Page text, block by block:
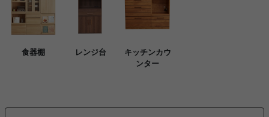
食器棚 レンジ台
キッチンカウ
ンター